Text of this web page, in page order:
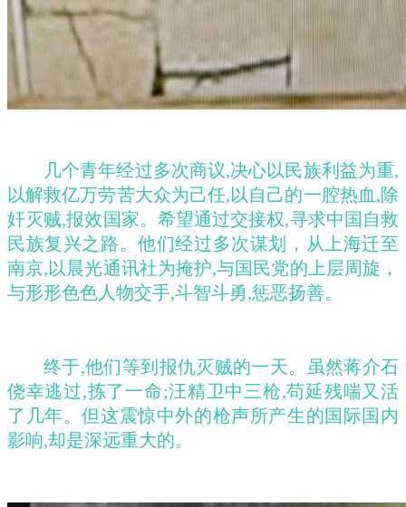
几个青年经过多次商议,决心以民族利益为重,
以解救亿万劳苦大众为己任,以自己的一腔热血,除
奸灭贼,报效国家。希望通过交接权,寻求中国自救
民族复兴之路。他们经过多次谋划，从上海迁至
南京,以晨光通讯社为掩护,与国民党的上层周旋，
与形形色色人物交手,斗智斗勇,惩恶扬善。
终于,他们等到报仇灭贼的一天。虽然蒋介石
侥幸逃过,拣了一命;汪精卫中三枪,苟延残喘又活
了几年。但这震惊中外的枪声所产生的国际国内
影响,却是深远重大的。